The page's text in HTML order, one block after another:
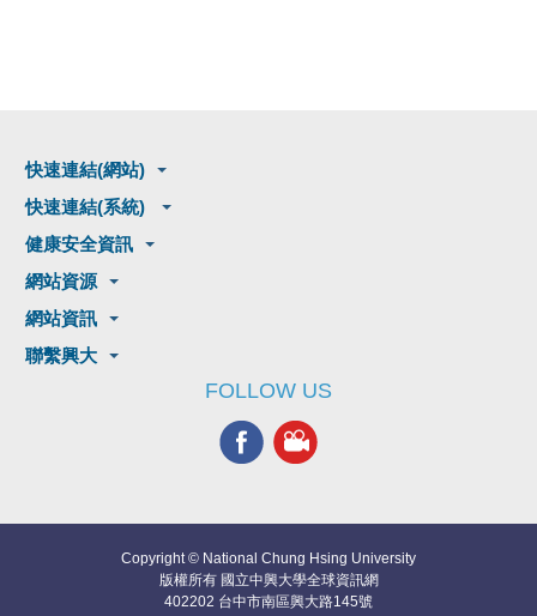
快速連結(網站)
快速連結(系統)
健康安全資訊
網站資源
網站資訊
聯繫興大
FOLLOW US
Copyright © National Chung Hsing University
版權所有 國立中興大學全球資訊網
402202 台中市南區興大路145號